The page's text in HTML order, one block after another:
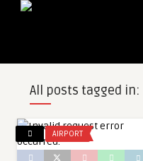
All posts tagged in:
AIRPORT